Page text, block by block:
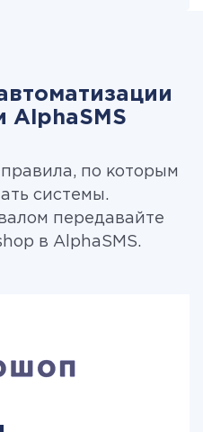
AlphaSMS
по которым
системы.
передавайте
в AlphaSMS.